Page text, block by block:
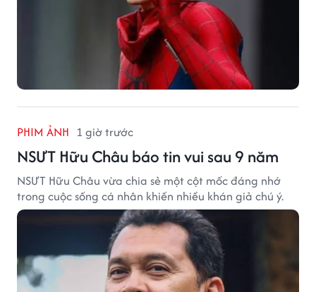
PHIM ẢNH 1 giờ trước
NSƯT Hữu Châu báo tin vui sau 9 năm
NSƯT Hữu Châu vừa chia sẻ một cột mốc đáng nhớ
trong cuộc sống cá nhân khiến nhiều khán giả chú ý.